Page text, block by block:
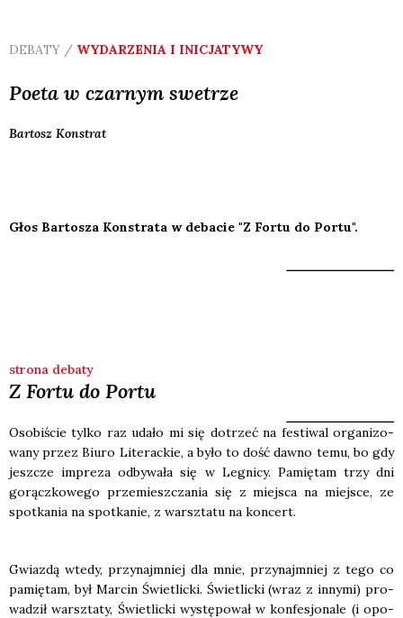
DEBATY / WYDARZENIA I INICJATYWY
Poeta w czarnym swetrze
Bartosz Konstrat
Głos Bartosza Konstrata w debacie "Z Fortu do Portu".
strona debaty
Z Fortu do Portu
Oso­bi­ście tyl­ko raz uda­ło mi się dotrzeć na festi­wal orga­ni­zo­
wa­ny przez Biu­ro Lite­rac­kie, a było to dość daw­no temu, bo gdy
jesz­cze impre­za odby­wa­ła się w Legni­cy. Pamię­tam trzy dni
gorącz­ko­we­go prze­miesz­cza­nia się z miej­sca na miej­sce, ze
spo­tka­nia na spo­tka­nie, z warsz­ta­tu na kon­cert.
Gwiaz­dą wte­dy, przy­naj­mniej dla mnie, przy­naj­mniej z tego co
pamię­tam, był Mar­cin Świe­tlic­ki. Świe­tlic­ki (wraz z inny­mi) pro­
wa­dził warsz­ta­ty, Świe­tlic­ki wystę­po­wał w kon­fe­sjo­na­le (i opo­